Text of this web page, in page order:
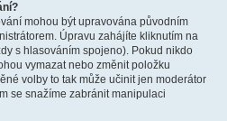
mohou být upravována původním
Úpravu zahájíte kliknutím na
s hlasováním spojeno). Pokud nikdo
vymazat nebo změnit položku
volby to tak může učinit jen moderátor
se snažíme zabránit manipulaci